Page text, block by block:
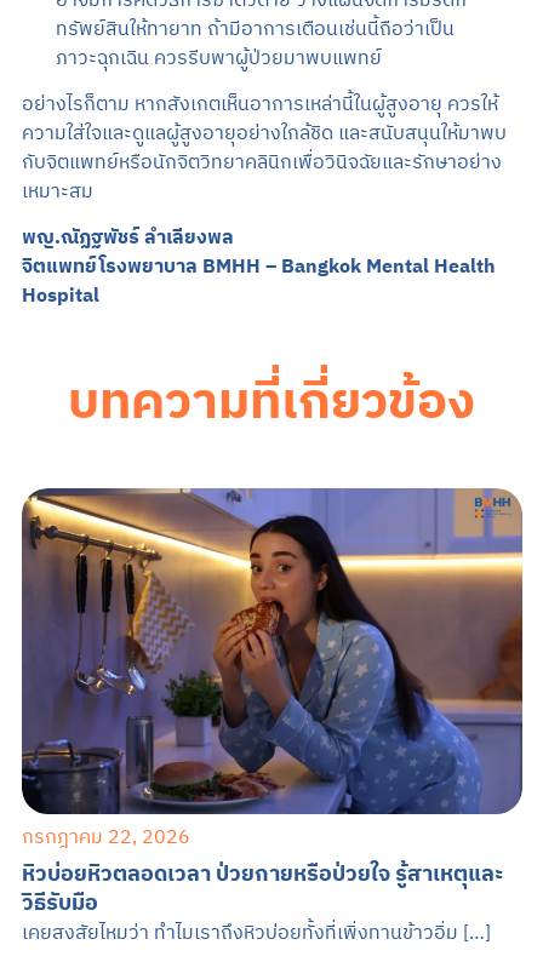
ทรัพย์สินให้ทายาท ถ้ามีอาการเตือนเช่นนี้ถือว่าเป็น
ภาวะฉุกเฉิน ควรรีบพาผู้ป่วยมาพบแพทย์
อย่างไรก็ตาม หากสังเกตเห็นอาการเหล่านี้ในผู้สูงอายุ ควรให้
ความใส่ใจและดูแลผู้สูงอายุอย่างใกล้ชิด และสนับสนุนให้มาพบ
กับจิตแพทย์หรือนักจิตวิทยาคลินิกเพื่อวินิจฉัยและรักษาอย่าง
เหมาะสม
พญ.ณัฏฐพัชร์ ลำเลียงพล
จิตแพทย์โรงพยาบาล BMHH – Bangkok Mental Health
Hospital
บทความที่เกี่ยวข้อง
กรกฎาคม 22, 2026
หิวบ่อยหิวตลอดเวลา ป่วยกายหรือป่วยใจ รู้สาเหตุและ
วิธีรับมือ
เคยสงสัยไหมว่า ทำไมเราถึงหิวบ่อยทั้งที่เพิ่งทานข้าวอิ่ม […]